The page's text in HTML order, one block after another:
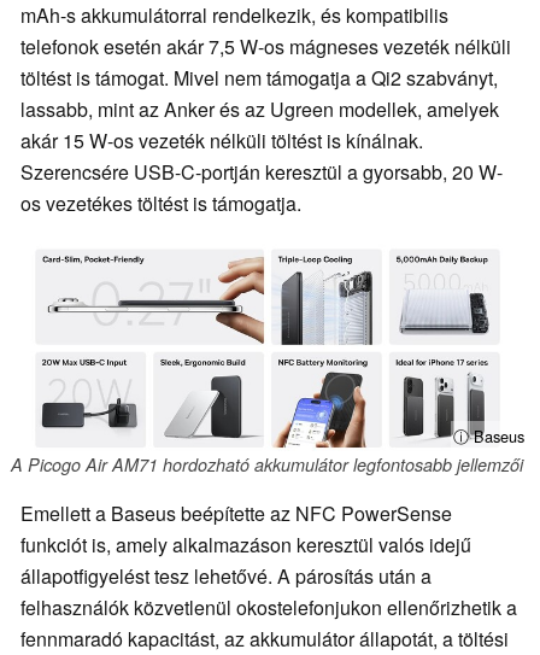
mAh-s akkumulátorral rendelkezik, és kompatibilis
telefonok esetén akár 7,5 W-os mágneses vezeték nélküli
töltést is támogat. Mivel nem támogatja a Qi2 szabványt,
lassabb, mint az Anker és az Ugreen modellek, amelyek
akár 15 W-os vezeték nélküli töltést is kínálnak.
Szerencsére USB-C-portján keresztül a gyorsabb, 20 W-
os vezetékes töltést is támogatja.
ⓘ Baseus
A Picogo Air AM71 hordozható akkumulátor legfontosabb jellemzői
Emellett a Baseus beépítette az NFC PowerSense
funkciót is, amely alkalmazáson keresztül valós idejű
állapotfigyelést tesz lehetővé. A párosítás után a
felhasználók közvetlenül okostelefonjukon ellenőrizhetik a
fennmaradó kapacitást, az akkumulátor állapotát, a töltési